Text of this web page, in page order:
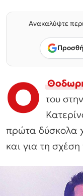
Ανακαλύψτε
Ο του
πρώτα δύσκολα
και για τη